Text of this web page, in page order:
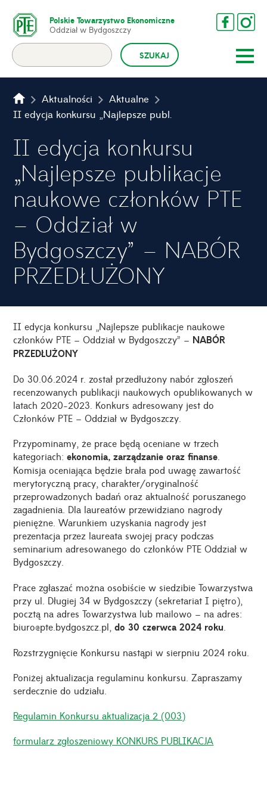
Polskie Towarzystwo Ekonomiczne
Oddział w Bydgoszczy
Aktualności
Aktualne
II edycja konkursu „Najlepsze publikacje naukowe członków PTE – Oddział w Bydgoszczy” – NABÓR PRZEDŁUŻONY
II edycja konkursu
„Najlepsze publikacje
naukowe członków PTE
– Oddział w
Bydgoszczy” – NABÓR
PRZEDŁUŻONY
II edycja konkursu „Najlepsze publikacje naukowe
członków PTE – Oddział w Bydgoszczy” – NABÓR
PRZEDŁUŻONY
Do 30.06.2024 r. został przedłużony nabór zgłoszeń
recenzowanych publikacji naukowych opublikowanych w
latach 2020-2023. Konkurs adresowany jest do
Członków PTE – Oddział w Bydgoszczy.
Przypominamy, że prace będą oceniane w trzech
kategoriach:ekonomia, zarządzanie oraz finanse
Komisja oceniająca będzie brała pod uwagę zawartość
merytoryczną pracy, charakter/oryginalność
przeprowadzonych badań oraz aktualność poruszanego
zagadnienia. Dla laureatów przewidziano nagrody
pieniężne. Warunkiem uzyskania nagrody jest
prezentacja przez laureata swojej pracy podczas
seminarium adresowanego do członków PTE Oddział w
Bydgoszczy.
Prace zgłaszać można osobiście w siedzibie Towarzystwa
przy ul. Długiej 34 w Bydgoszczy (sekretariat I piętro),
pocztą na adres Towarzystwa lub mailowo – na adres:
biuro@pte.bydgoszcz.pl,do 30 czerwca 2024 roku
Rozstrzygnięcie Konkursu nastąpi w sierpniu 2024 roku.
Poniżej aktualizacja regulaminu konkursu. Zapraszamy
serdecznie do udziału.
Regulamin Konkursu aktualizacja 2 (003)
formularz zgłoszeniowy KONKURS PUBLIKACJA